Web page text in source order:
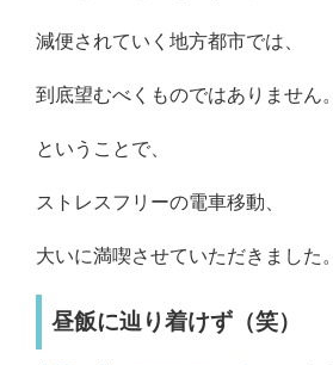
減便されていく地方都市では、
到底望むべくものではありません。
ということで、
ストレスフリーの電車移動、
大いに満喫させていただきました。
昼飯に辿り着けず（笑）